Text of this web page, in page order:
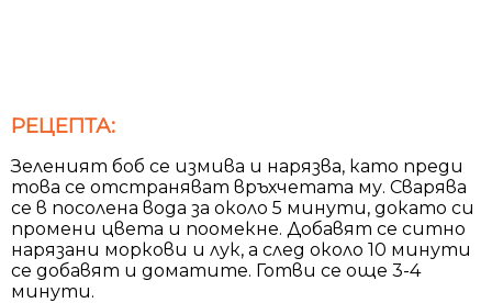
РЕЦЕПТА:
Зеленият боб се измива и нарязва, като преди
това се отстраняват връхчетата му. Сварява
се в посолена вода за около 5 минути, докато си
промени цвета и поомекне. Добавят се ситно
нарязани моркови и лук, а след около 10 минути
се добавят и доматите. Готви се още 3-4
минути.